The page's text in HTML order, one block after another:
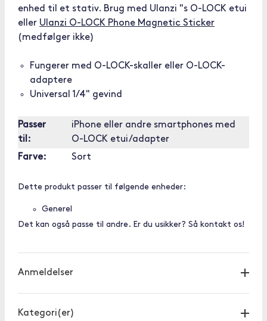
enhed til et stativ. Brug med Ulanzi "s O-LOCK etui
eller Ulanzi O-LOCK Phone Magnetic Sticker
(medfølger ikke)
Fungerer med O-LOCK-skaller eller O-LOCK-
adaptere
Universal 1/4" gevind
Passer
til:
iPhone eller andre smartphones med
O-LOCK etui/adapter
Farve:
Sort
Dette produkt passer til følgende enheder:
Generel
Det kan også passe til andre. Er du usikker? Så kontakt os!
Anmeldelser
Kategori(er)